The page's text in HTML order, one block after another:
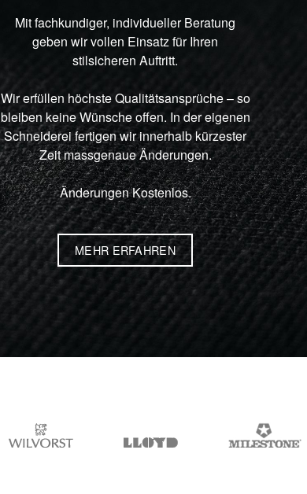
Mit fachkundiger, individueller Beratung
geben wir vollen Einsatz für Ihren
stilsicheren Auftritt.
Wir erfüllen höchste Qualitätsansprüche – so
bleiben keine Wünsche offen. In der eigenen
Schneiderei fertigen wir innerhalb kürzester
Zeit massgenaue Änderungen.
Änderungen Kostenlos.
MEHR ERFAHREN